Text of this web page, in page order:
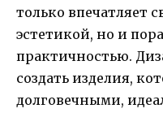
только впечатляет
эстетикой, но и
практичностью.
создать изделия,
долговечными,